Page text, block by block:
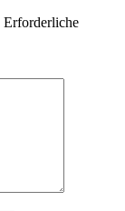
Erforderliche